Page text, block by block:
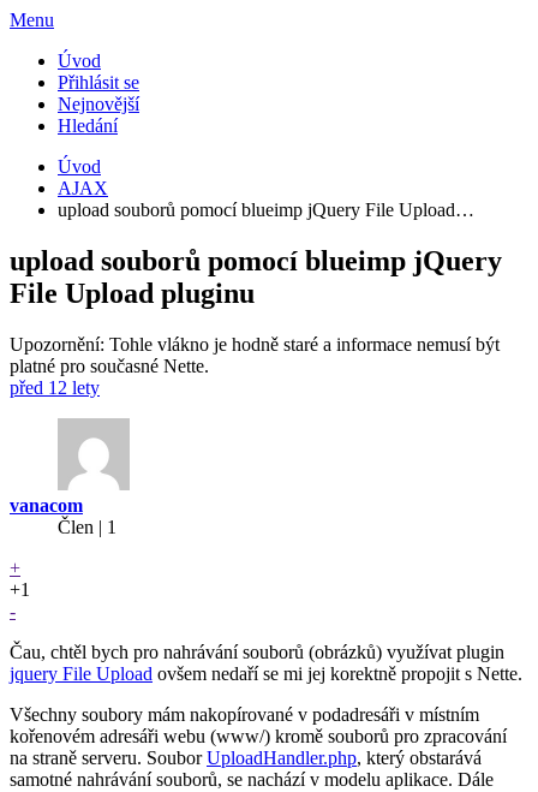
Menu
Úvod
Přihlásit se
Nejnovější
Hledání
Úvod
AJAX
upload souborů pomocí blueimp jQuery File Upload…
upload souborů pomocí blueimp jQuery
File Upload pluginu
Upozornění: Tohle vlákno je hodně staré a informace nemusí být
platné pro současné Nette.
před 12 lety
vanacom
Člen | 1
+
+1
-
Čau, chtěl bych pro nahrávání souborů (obrázků) využívat plugin
jquery File Upload ovšem nedaří se mi jej korektně propojit s Nette.
Všechny soubory mám nakopírované v podadresáři v místním
kořenovém adresáři webu (www/) kromě souborů pro zpracování
na straně serveru. SouborUploadHandler.php, který obstarává
samotné nahrávání souborů, se nachází v modelu aplikace. Dále